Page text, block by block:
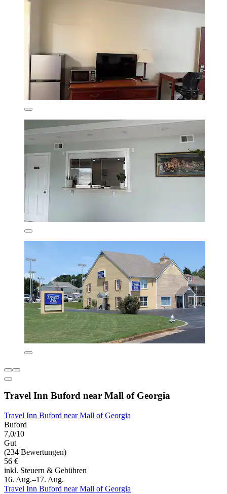
Travel Inn Buford near Mall of Georgia
Travel Inn Buford near Mall of Georgia
Buford
7,0/10
Gut
(234 Bewertungen)
56 €
inkl. Steuern & Gebühren
16. Aug.–17. Aug.
Travel Inn Buford near Mall of Georgia